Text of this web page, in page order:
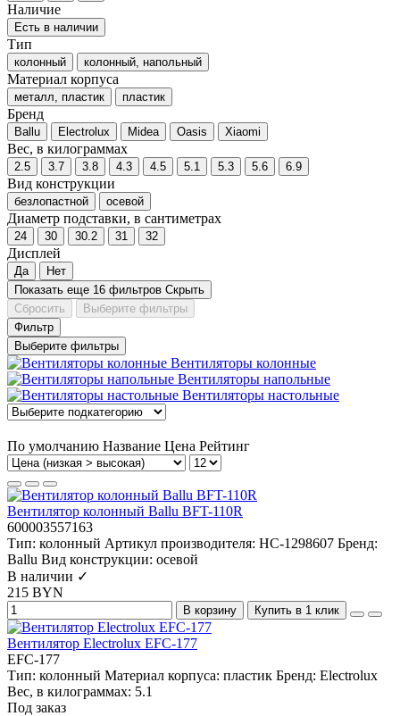
Наличие
Есть в наличии
Тип
колонный колонный, напольный
Материал корпуса
металл, пластик пластик
Бренд
Ballu Electrolux Midea Oasis Xiaomi
Вес, в килограммах
2.5 3.7 3.8 4.3 4.5 5.1 5.3 5.6 6.9
Вид конструкции
безлопастной осевой
Диаметр подставки, в сантиметрах
24 30 30.2 31 32
Дисплей
Да
Нет
Показать еще 16 фильтров Скрыть
Сбросить
Выберите фильтры
Фильтр
Выберите фильтры
Вентиляторы колонные
Вентиляторы напольные
Вентиляторы настольные
По умолчанию Название Цена Рейтинг
Вентилятор колонный Ballu BFT-110R
600003557163
Тип: колонный Артикул производителя: НС-1298607 Бренд:
Ballu Вид конструкции: осевой
В наличии ✓
215 BYN
В корзину Купить в 1 клик
Вентилятор Electrolux EFC-177
EFC-177
Тип: колонный Материал корпуса: пластик Бренд: Electrolux
Вес, в килограммах: 5.1
Под заказ